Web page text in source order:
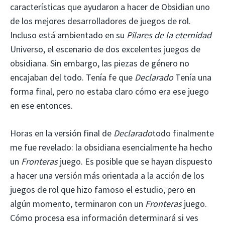
características que ayudaron a hacer de Obsidian uno
de los mejores desarrolladores de juegos de rol.
Incluso está ambientado en su Pilares de la eternidad
Universo, el escenario de dos excelentes juegos de
obsidiana. Sin embargo, las piezas de género no
encajaban del todo. Tenía fe que DeclaradoTenía una
forma final, pero no estaba claro cómo era ese juego
en ese entonces.
Horas en la versión final de Declaradotodo finalmente
me fue revelado: la obsidiana esencialmente ha hecho
un Fronterasjuego. Es posible que se hayan dispuesto
a hacer una versión más orientada a la acción de los
juegos de rol que hizo famoso el estudio, pero en
algún momento, terminaron con un Fronterasjuego.
Cómo procesa esa información determinará si ves